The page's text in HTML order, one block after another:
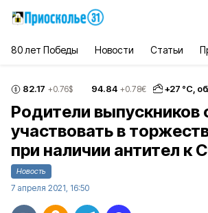
80 лет Победы Новости Статьи
82.17 +0.76$ 94.84 +0.78€ +27 °С,
Родители выпускников
участвовать в
при наличии антител к
Новость
7 апреля 2021, 16:50